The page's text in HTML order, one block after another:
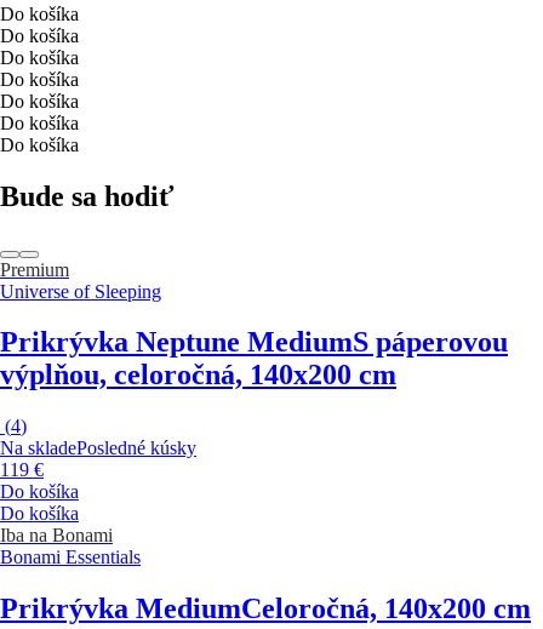
Do košíka
Do košíka
Do košíka
Do košíka
Do košíka
Do košíka
Do košíka
Bude sa hodiť
Premium
Universe of Sleeping
Prikrývka Neptune MediumS páperovou
výplňou, celoročná, 140x200 cm
(4)
Na skladePosledné kúsky
119 €
Do košíka
Do košíka
Iba na Bonami
Bonami Essentials
Prikrývka MediumCeloročná, 140x200 cm